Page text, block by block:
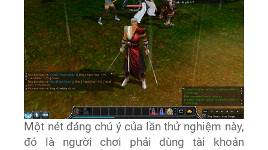
Một nét đáng chú ý của lần thử nghiệm này,
đó là người chơi phải dùng tài khoản